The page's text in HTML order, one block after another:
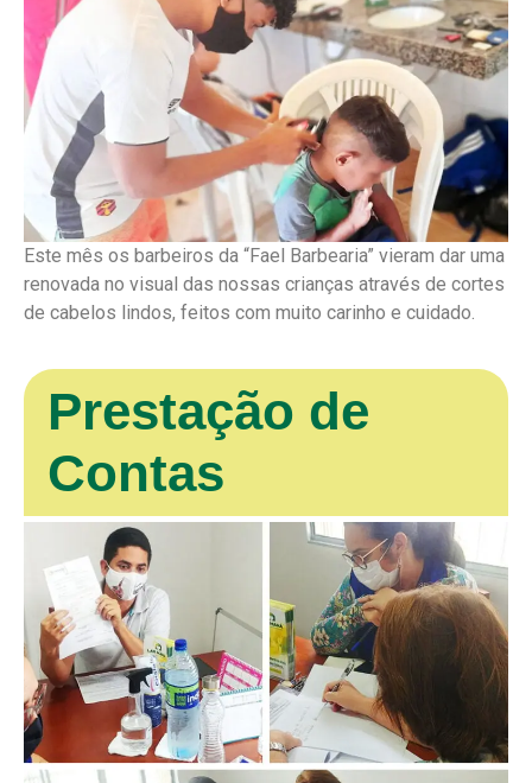
Este mês os barbeiros da “Fael Barbearia” vieram dar uma
renovada no visual das nossas crianças através de cortes
de cabelos lindos, feitos com muito carinho e cuidado.
Prestação de
Contas